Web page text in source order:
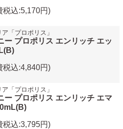
税込:5,170円)
「プロポリス」
ー プロポリス エンリッチ エッ
税込:4,840円)
「プロポリス」
ー プロポリス エンリッチ エマ
税込:3,795円)